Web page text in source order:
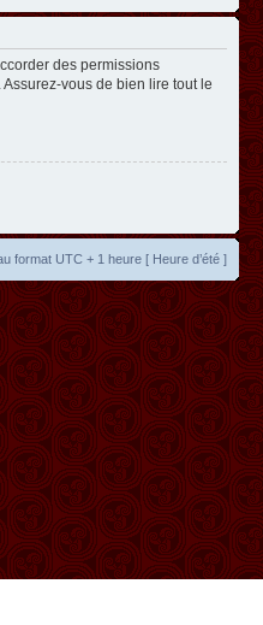
des permissions
vous de bien lire tout le
format UTC + 1 heure [ Heure d’été ]